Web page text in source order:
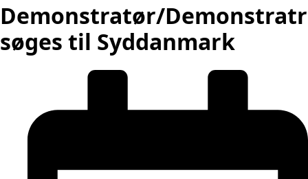
Demonstratør/
søges til Syddanmark